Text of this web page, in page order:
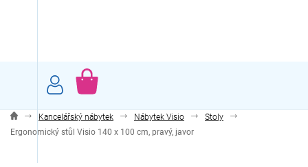
NÁKUPNÍ
Kancelářský nábytek Nábytek Visio
Stoly
Ergonomický stůl Visio 140 x 100 cm, pravý, javor